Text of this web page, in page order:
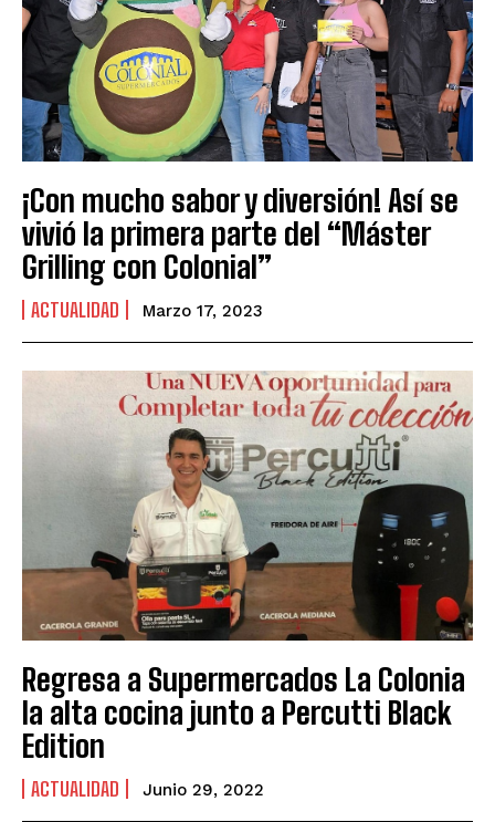
¡Con mucho sabor y diversión! Así se
vivió la primera parte del “Máster
Grilling con Colonial”
ACTUALIDAD Marzo 17, 2023
Regresa a Supermercados La Colonia
la alta cocina junto a Percutti Black
Edition
ACTUALIDAD Junio 29, 2022